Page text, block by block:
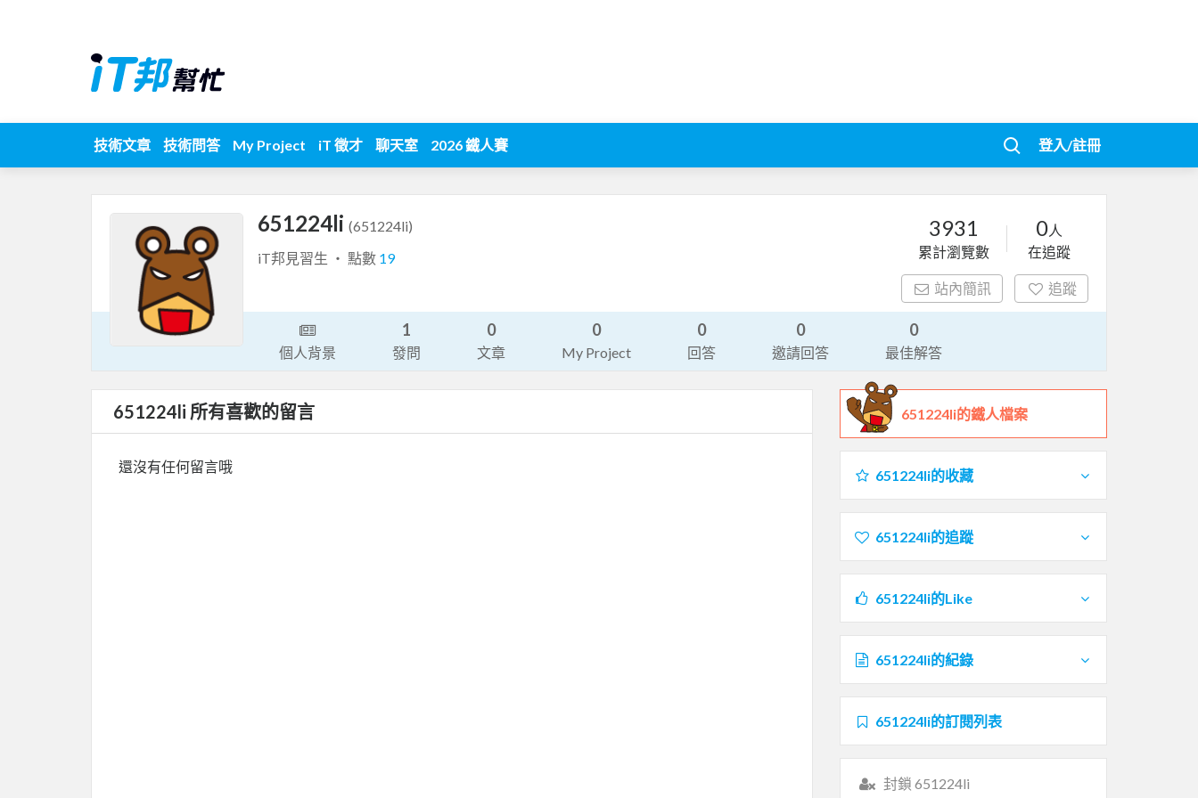
技術文章 技術問答 My Project iT 徵才 聊天室 2026 鐵人賽 登入/註冊
651224li (651224li)
iT邦見習生 ‧ 點數 19
3931
累計瀏覽數
0人
在追蹤
站內簡訊 追蹤
個人背景
1
發問
0
文章
0
My Project
0
回答
0
邀請回答
0
最佳解答
651224li 所有喜歡的留言
還沒有任何留言哦
651224li的鐵人檔案
651224li的收藏
651224li的追蹤
651224li的Like
651224li的紀錄
651224li的訂閱列表
封鎖 651224li